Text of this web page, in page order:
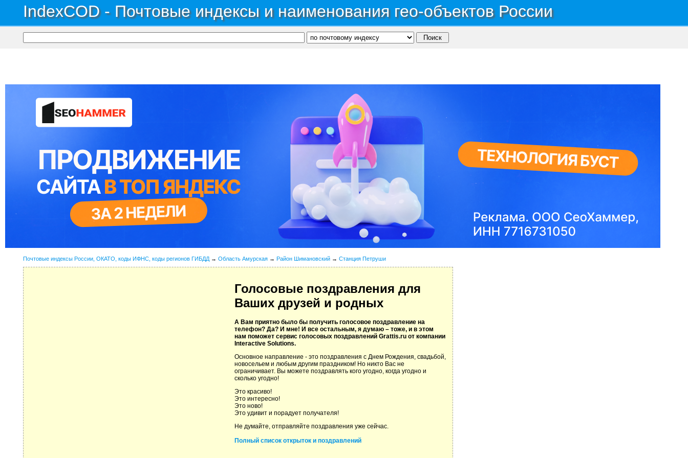
IndexCOD - Почтовые индексы и наименования гео-объектов России
Почтовые индексы России, ОКАТО, коды ИФНС, коды регионов ГИБДД → Область Амурская → Район Шимановский → Станция Петруши
Голосовые поздравления для
Ваших друзей и родных
А Вам приятно было бы получить голосовое поздравление на
телефон? Да? И мне! И все остальным, я думаю – тоже, и в этом
нам поможет сервис голосовых поздравлений Grattis.ru от компании
Interactive Solutions.
Основное направление - это поздравления с Днем Рождения, свадьбой,
новосельем и любым другим праздником! Но никто Вас не
ограничивает. Вы можете поздравлять кого угодно, когда угодно и
сколько угодно!
Это красиво!
Это интересно!
Это ново!
Это удивит и порадует получателя!
Не думайте, отправляйте поздравления уже сейчас.
Полный список открыток и поздравлений